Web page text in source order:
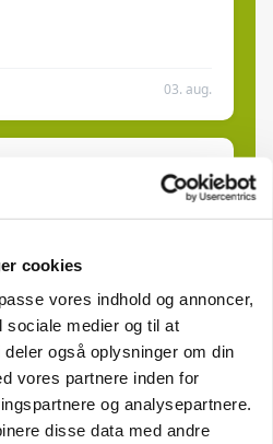
cookies
vores indhold og annoncer,
sociale medier og til at
også oplysninger om din
vores partnere inden for
og analysepartnere.
disse data med andre
03. aug.